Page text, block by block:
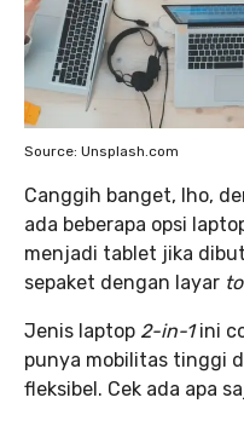
Source: Unsplash.com
Canggih banget, lho,
ada beberapa opsi
menjadi tablet jika
sepaket dengan layar
Jenis laptop 2-in-1ini
punya mobilitas tinggi
fleksibel. Cek ada apa